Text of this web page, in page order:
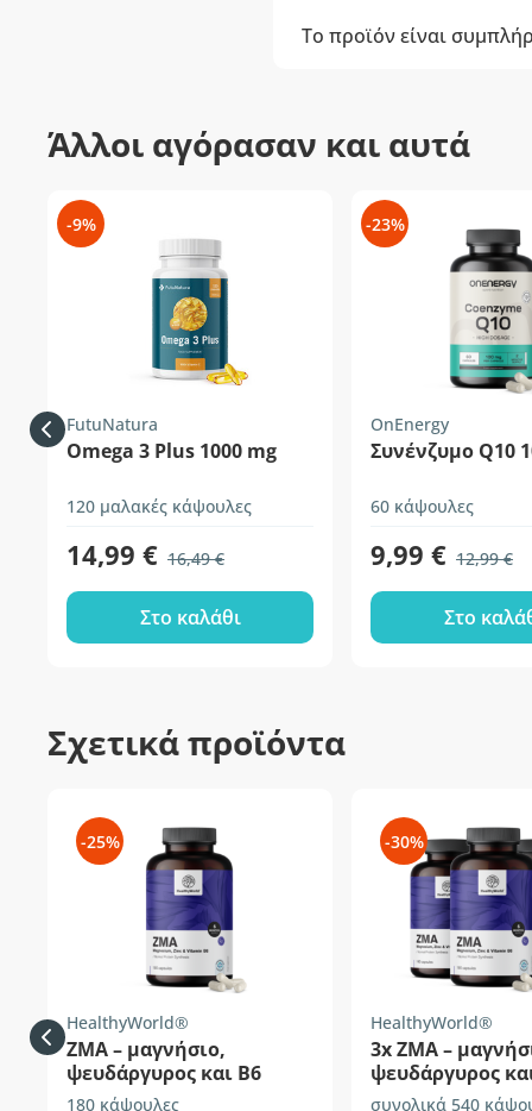
Το προϊόν είναι
Άλλοι αγόρασαν και αυτά
-9%
FutuNatura
Omega 3 Plus 1000 mg
120 μαλακές κάψουλες
14,99 € 16,49 €
Στο καλάθι
-23%
OnEnergy
Συνένζυμο Q10
60 κάψουλες
9,99 € 12,99 €
Στο
Σχετικά προϊόντα
-25%
HealthyWorld®
ZMA – μαγνήσιο,
ψευδάργυρος και B6
180 κάψουλες
-30%
HealthyWorld®
3x ZMA –
ψευδάργυρος
συνολικά 540